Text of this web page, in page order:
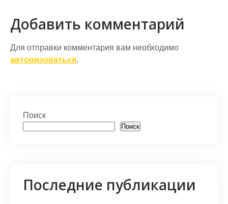
Добавить комментарий
Для отправки комментария вам необходимо
авторизоваться.
Поиск
Поиск
Последние публикации